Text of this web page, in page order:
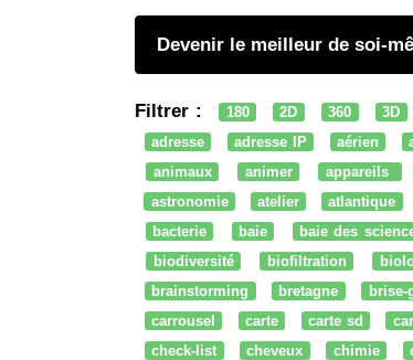
Devenir le meilleur de soi-
Filtrer : 180 2D 360 3D
adresse
adresse IP aérien
animaux
animer appareils
astronomie
atelier atlantique
bacterie
baie baie des
biodiversité
biofiltration
brainstorming
bretagne brise-
carrousel
carte carte sd
check-list
cheveux chimie